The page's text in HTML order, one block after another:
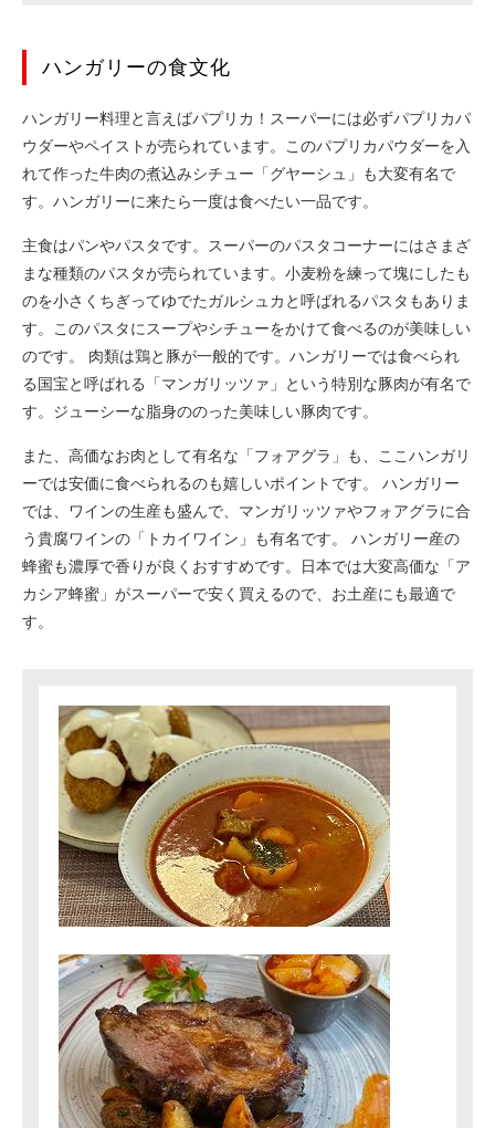
ハンガリーの食文化
ハンガリー料理と言えばパプリカ！スーパーには必ずパプリカパ
ウダーやペイストが売られています。このパプリカパウダーを入
れて作った牛肉の煮込みシチュー「グヤーシュ」も大変有名で
す。ハンガリーに来たら一度は食べたい一品です。
主食はパンやパスタです。スーパーのパスタコーナーにはさまざ
まな種類のパスタが売られています。小麦粉を練って塊にしたも
のを小さくちぎってゆでたガルシュカと呼ばれるパスタもありま
す。このパスタにスープやシチューをかけて食べるのが美味しい
のです。 肉類は鶏と豚が一般的です。ハンガリーでは食べられ
る国宝と呼ばれる「マンガリッツァ」という特別な豚肉が有名で
す。ジューシーな脂身ののった美味しい豚肉です。
また、高価なお肉として有名な「フォアグラ」も、ここハンガリ
ーでは安価に食べられるのも嬉しいポイントです。 ハンガリー
では、ワインの生産も盛んで、マンガリッツァやフォアグラに合
う貴腐ワインの「トカイワイン」も有名です。 ハンガリー産の
蜂蜜も濃厚で香りが良くおすすめです。日本では大変高価な「ア
カシア蜂蜜」がスーパーで安く買えるので、お土産にも最適で
す。